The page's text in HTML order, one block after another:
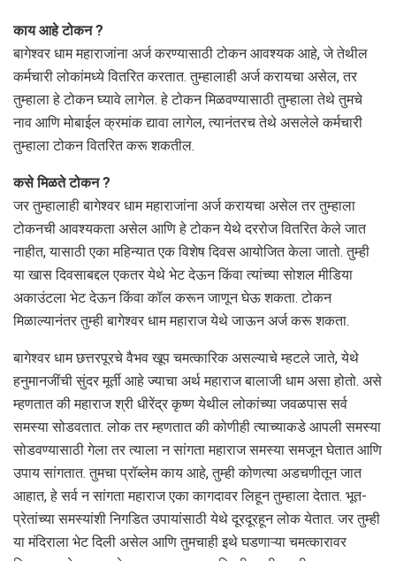
काय आहे टोकन ?
बागेश्वर धाम महाराजांना अर्ज करण्यासाठी टोकन आवश्यक आहे, जे तेथील
कर्मचारी लोकांमध्ये वितरित करतात. तुम्हालाही अर्ज करायचा असेल, तर
तुम्हाला हे टोकन घ्यावे लागेल. हे टोकन मिळवण्यासाठी तुम्हाला तेथे तुमचे
नाव आणि मोबाईल क्रमांक द्यावा लागेल, त्यानंतरच तेथे असलेले कर्मचारी
तुम्हाला टोकन वितरित करू शकतील.
कसे मिळते टोकन ?
जर तुम्हालाही बागेश्वर धाम महाराजांना अर्ज करायचा असेल तर तुम्हाला
टोकनची आवश्यकता असेल आणि हे टोकन येथे दररोज वितरित केले जात
नाहीत, यासाठी एका महिन्यात एक विशेष दिवस आयोजित केला जातो. तुम्ही
या खास दिवसाबद्दल एकतर येथे भेट देऊन किंवा त्यांच्या सोशल मीडिया
अकाउंटला भेट देऊन किंवा कॉल करून जाणून घेऊ शकता. टोकन
मिळाल्यानंतर तुम्ही बागेश्वर धाम महाराज येथे जाऊन अर्ज करू शकता.
बागेश्वर धाम छत्तरपूरचे वैभव खूप चमत्कारिक असल्याचे म्हटले जाते, येथे
हनुमानजींची सुंदर मूर्ती आहे ज्याचा अर्थ महाराज बालाजी धाम असा होतो. असे
म्हणतात की महाराज श्री धीरेंद्र कृष्ण येथील लोकांच्या जवळपास सर्व
समस्या सोडवतात. लोक तर म्हणतात की कोणीही त्याच्याकडे आपली समस्या
सोडवण्यासाठी गेला तर त्याला न सांगता महाराज समस्या समजून घेतात आणि
उपाय सांगतात. तुमचा प्रॉब्लेम काय आहे, तुम्ही कोणत्या अडचणीतून जात
आहात, हे सर्व न सांगता महाराज एका कागदावर लिहून तुम्हाला देतात. भूत-
प्रेतांच्या समस्यांशी निगडित उपायांसाठी येथे दूरदूरहून लोक येतात. जर तुम्ही
या मंदिराला भेट दिली असेल आणि तुमचाही इथे घडणाऱ्या चमत्कारावर